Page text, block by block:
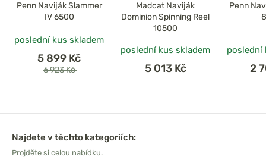
Penn Naviják Slammer
IV 6500
poslední kus skladem
5 899 Kč
6 923 Kč
Madcat Naviják
Dominion Spinning Reel
10500
poslední kus skladem
5 013 Kč
Penn
poslední
2
Najdete v těchto kategoriích:
Projděte si celou nabídku.